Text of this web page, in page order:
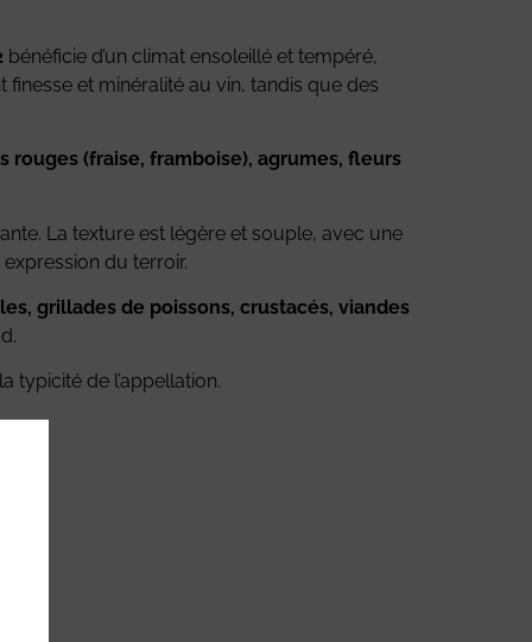
bénéficie d’un climat ensoleillé et tempéré,
et minéralité au vin, tandis que des
rouges (fraise, framboise), agrumes, fleurs
La texture est légère et souple, avec une
du terroir.
grillades de poissons, crustacés, viandes
typicité de l’appellation.